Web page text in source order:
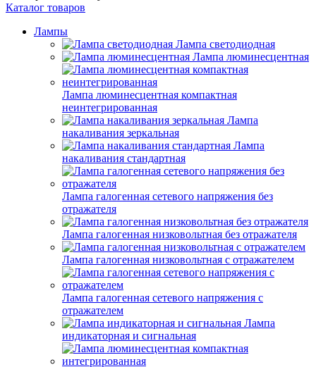
Каталог товаров
Лампы
Лампа светодиодная
Лампа люминесцентная
Лампа люминесцентная компактная
неинтегрированная
Лампа
накаливания зеркальная
Лампа
накаливания стандартная
Лампа галогенная сетевого напряжения без
отражателя
Лампа галогенная низковольтная без отражателя
Лампа галогенная низковольтная с отражателем
Лампа галогенная сетевого напряжения с
отражателем
Лампа
индикаторная и сигнальная